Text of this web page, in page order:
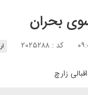
بحران
کد : ۲۰۲۵۲۸۸
زارچ